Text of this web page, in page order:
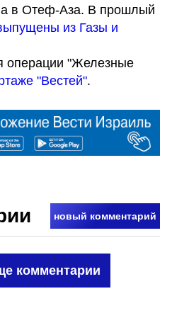
в Отеф-Аза. В прошлый
из Газы и
операции "Железные
"Вестей".
новый комментарий
комментарии